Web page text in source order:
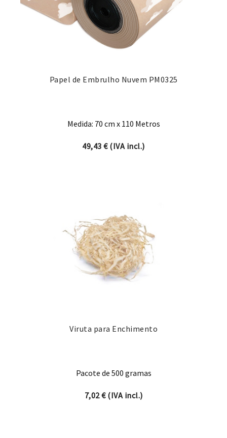
Papel de Embrulho Nuvem PM0325
Medida: 70 cm x 110 Metros
49,43€(IVA incl.)
Viruta para Enchimento
Pacote de 500 gramas
7,02€(IVA incl.)